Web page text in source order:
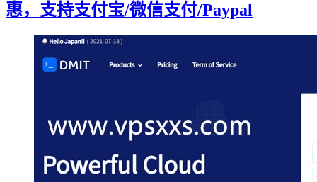
惠，支持支付宝/微信支付/Paypal